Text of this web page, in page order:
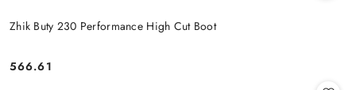
Zhik Buty 230 Performance High Cut Boot
Cena:
566.61